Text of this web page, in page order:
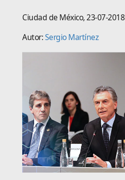
Ciudad de México,23-07-2018
Autor:Sergio Martínez